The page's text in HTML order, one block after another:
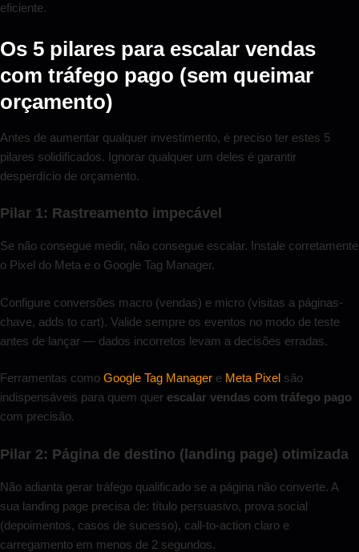
eficiente.
Os 5 pilares para escalar vendas
com tráfego pago (sem queimar
orçamento)
Antes de aumentar qualquer investimento, é preciso ter estes 5
pilares solidificados. Ignorar qualquer um deles é garantir
desperdício de orçamento.
Pilar 1: Rastreamento impecável
Se não consegue medir, não consegue escalar. Instale corretamente
o Pixel do Meta e o Google Tag Manager.
Configure conversões macro (vendas) e micro (visitas a páginas-
chave, adds to cart). Valide sempre os eventos no modo de teste
antes de lançar — dados incorretos levam a decisões erradas.
Ferramentas como Google Tag Manager e Meta Pixel são
indispensáveis para quem quer escalar vendas com tráfego pago
com precisão.
Pilar 2: Página de destino (landing page) otimizada
Não adianta gerar tráfego qualificado se a página não converte. A
sua landing page precisa de: título persuasivo, prova social
(depoimentos, casos de sucesso), call-to-action claro e
carregamento em menos de 2 segundos.